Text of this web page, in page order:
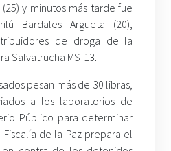
y minutos más tarde fue
Bardales Argueta (20),
de droga de la
Salvatrucha MS-13.
pesan más de 30 libras,
a los laboratorios de
Público para determinar
de la Paz prepara el